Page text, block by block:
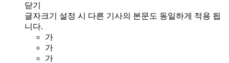
닫기
글자크기 설정 시 다른 기사의 본문도 동일하게 적용 됩
니다.
가
가
가